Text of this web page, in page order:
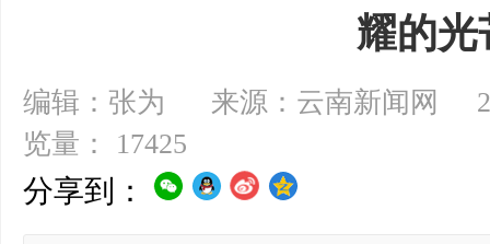
耀的光
编辑：张为 来源：云南新闻网
览量： 17425
分享到：